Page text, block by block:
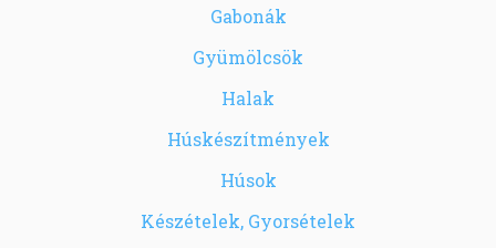
Gabonák
Gyümölcsök
Halak
Húskészítmények
Húsok
Készételek, Gyorsételek